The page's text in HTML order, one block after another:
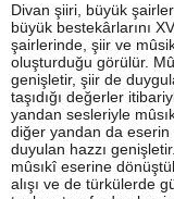
Divan şiiri, büyük
büyük bestekârlarını
şairlerinde, şiir ve
oluşturduğu görülür.
genişletir, şiir de
taşıdığı değerler
yandan sesleriyle
diğer yandan da eserin
duyulan hazzı
mûsıkî eserine
alışı ve de türkülerde